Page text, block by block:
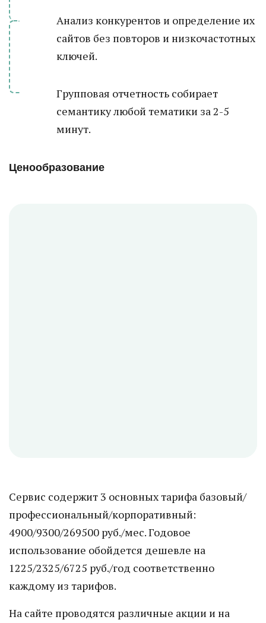
Анализ конкурентов и определение их
сайтов без повторов и низкочастотных
ключей.
Групповая отчетность собирает
семантику любой тематики за 2-5
минут.
Ценообразование
Сервис содержит 3 основных тарифа базовый/
профессиональный/корпоративный:
4900/9300/269500 руб./мес. Годовое
использование обойдется дешевле на
1225/2325/6725 руб./год соответственно
каждому из тарифов.
На сайте проводятся различные акции и на